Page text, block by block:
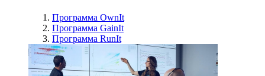
Программа OwnIt
Программа GainIt
Программа RunIt